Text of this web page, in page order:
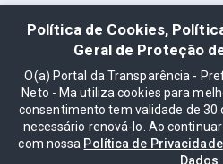
Política de Cookies,
Geral de Proteção
O(a) Portal da Transparência -
Neto - Ma utiliza cookies para
consentimento tem validade de 30
necessário renová-lo. Ao
com nossa Política de Privacidade
Dados